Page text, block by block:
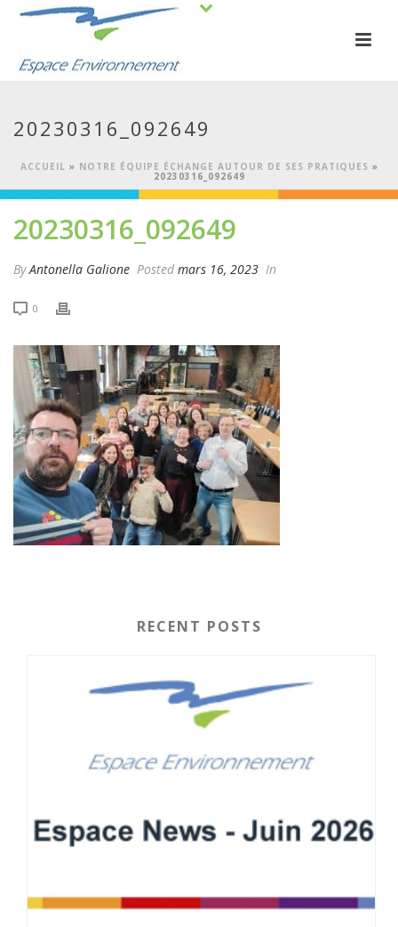
20230316_092649
ACCUEIL » NOTRE ÉQUIPE ÉCHANGE AUTOUR DE SES PRATIQUES »
20230316_092649
20230316_092649
ByAntonella Galione Posted mars 16, 2023 In
0
RECENT POSTS